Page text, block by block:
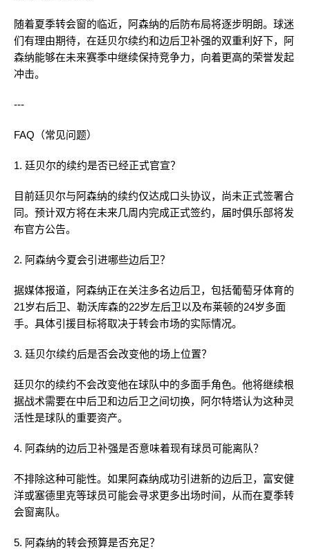
随着夏季转会窗的临近，阿森纳的后防布局将逐步明朗。球迷
们有理由期待，在廷贝尔续约和边后卫补强的双重利好下，阿
森纳能够在未来赛季中继续保持竞争力，向着更高的荣誉发起
冲击。
---
FAQ（常见问题）
1. 廷贝尔的续约是否已经正式官宣？
目前廷贝尔与阿森纳的续约仅达成口头协议，尚未正式签署合
同。预计双方将在未来几周内完成正式签约，届时俱乐部将发
布官方公告。
2. 阿森纳今夏会引进哪些边后卫？
据媒体报道，阿森纳正在关注多名边后卫，包括葡萄牙体育的
21岁右后卫、勒沃库森的22岁左后卫以及布莱顿的24岁多面
手。具体引援目标将取决于转会市场的实际情况。
3. 廷贝尔续约后是否会改变他的场上位置？
廷贝尔的续约不会改变他在球队中的多面手角色。他将继续根
据战术需要在中后卫和边后卫之间切换，阿尔特塔认为这种灵
活性是球队的重要资产。
4. 阿森纳的边后卫补强是否意味着现有球员可能离队？
不排除这种可能性。如果阿森纳成功引进新的边后卫，富安健
洋或塞德里克等球员可能会寻求更多出场时间，从而在夏季转
会窗离队。
5. 阿森纳的转会预算是否充足？